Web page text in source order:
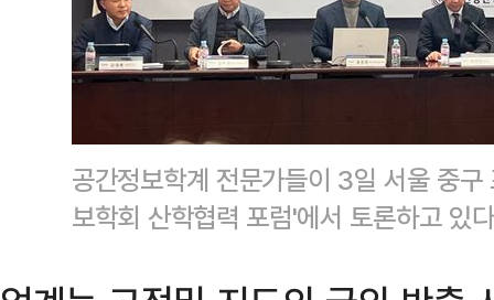
공간정보학계 전문가들이 3일 서울 중
보학회 산학협력 포럼'에서 토론하고 있